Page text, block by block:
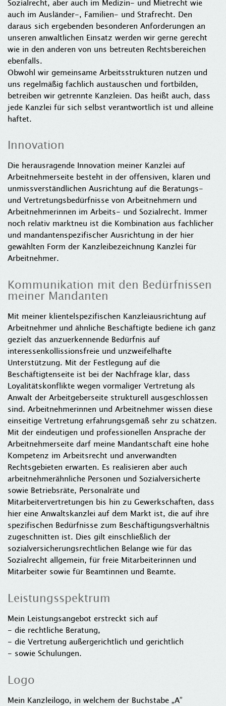
Sozialrecht, aber auch im Medizin- und Mietrecht wie
auch im Ausländer-, Familien- und Strafrecht. Den
daraus sich ergebenden besonderen Anforderungen an
unseren anwaltlichen Einsatz werden wir gerne gerecht
wie in den anderen von uns betreuten Rechtsbereichen
ebenfalls.
Obwohl wir gemeinsame Arbeitsstrukturen nutzen und
uns regelmäßig fachlich austauschen und fortbilden,
betreiben wir getrennte Kanzleien. Das heißt auch, dass
jede Kanzlei für sich selbst verantwortlich ist und alleine
haftet.
Innovation
Die herausragende Innovation meiner Kanzlei auf
Arbeitnehmerseite besteht in der offensiven, klaren und
unmissverständlichen Ausrichtung auf die Beratungs-
und Vertretungsbedürfnisse von Arbeitnehmern und
Arbeitnehmerinnen im Arbeits- und Sozialrecht. Immer
noch relativ marktneu ist die Kombination aus fachlicher
und mandantenspezifischer Ausrichtung in der hier
gewählten Form der Kanzleibezeichnung Kanzlei für
Arbeitnehmer.
Kommunikation mit den Bedürfnissen
meiner Mandanten
Mit meiner klientelspezifischen Kanzleiausrichtung auf
Arbeitnehmer und ähnliche Beschäftigte bediene ich ganz
gezielt das anzuerkennende Bedürfnis auf
interessenkollissionsfreie und unzweifelhafte
Unterstützung. Mit der Festlegung auf die
Beschäftigtenseite ist bei der Nachfrage klar, dass
Loyalitätskonflikte wegen vormaliger Vertretung als
Anwalt der Arbeitgeberseite strukturell ausgeschlossen
sind. Arbeitnehmerinnen und Arbeitnehmer wissen diese
einseitige Vertretung erfahrungsgemäß sehr zu schätzen.
Mit der eindeutigen und professionellen Ansprache der
Arbeitnehmerseite darf meine Mandantschaft eine hohe
Kompetenz im Arbeitsrecht und anverwandten
Rechtsgebieten erwarten. Es realisieren aber auch
arbeitnehmerähnliche Personen und Sozialversicherte
sowie Betriebsräte, Personalräte und
Mitarbeitervertretungen bis hin zu Gewerkschaften, dass
hier eine Anwaltskanzlei auf dem Markt ist, die auf ihre
spezifischen Bedürfnisse zum Beschäftigungsverhältnis
zugeschnitten ist. Dies gilt einschließlich der
sozialversicherungsrechtlichen Belange wie für das
Sozialrecht allgemein, für freie Mitarbeiterinnen und
Mitarbeiter sowie für Beamtinnen und Beamte.
Leistungsspektrum
Mein Leistungsangebot erstreckt sich auf
- die rechtliche Beratung,
- die Vertretung außergerichtlich und gerichtlich
- sowie Schulungen.
Logo
Mein Kanzleilogo, in welchem der Buchstabe „A”